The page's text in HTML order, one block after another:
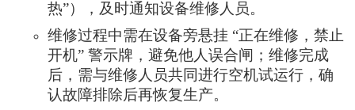
热”），及时通知设备维修人员。
维修过程中需在设备旁悬挂 “正在维修，禁止
开机” 警示牌，避免他人误合闸；维修完成
后，需与维修人员共同进行空机试运行，确
认故障排除后再恢复生产。